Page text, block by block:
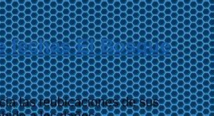
fechas El Bosque
las reubicaciones de sus